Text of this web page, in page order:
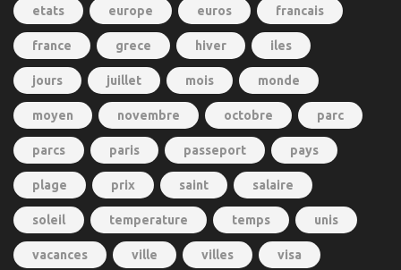
etats europe euros francais
france grece hiver iles
jours juillet mois monde
moyen novembre octobre parc
parcs paris passeport pays
plage prix saint salaire
soleil temperature temps unis
vacances ville villes visa